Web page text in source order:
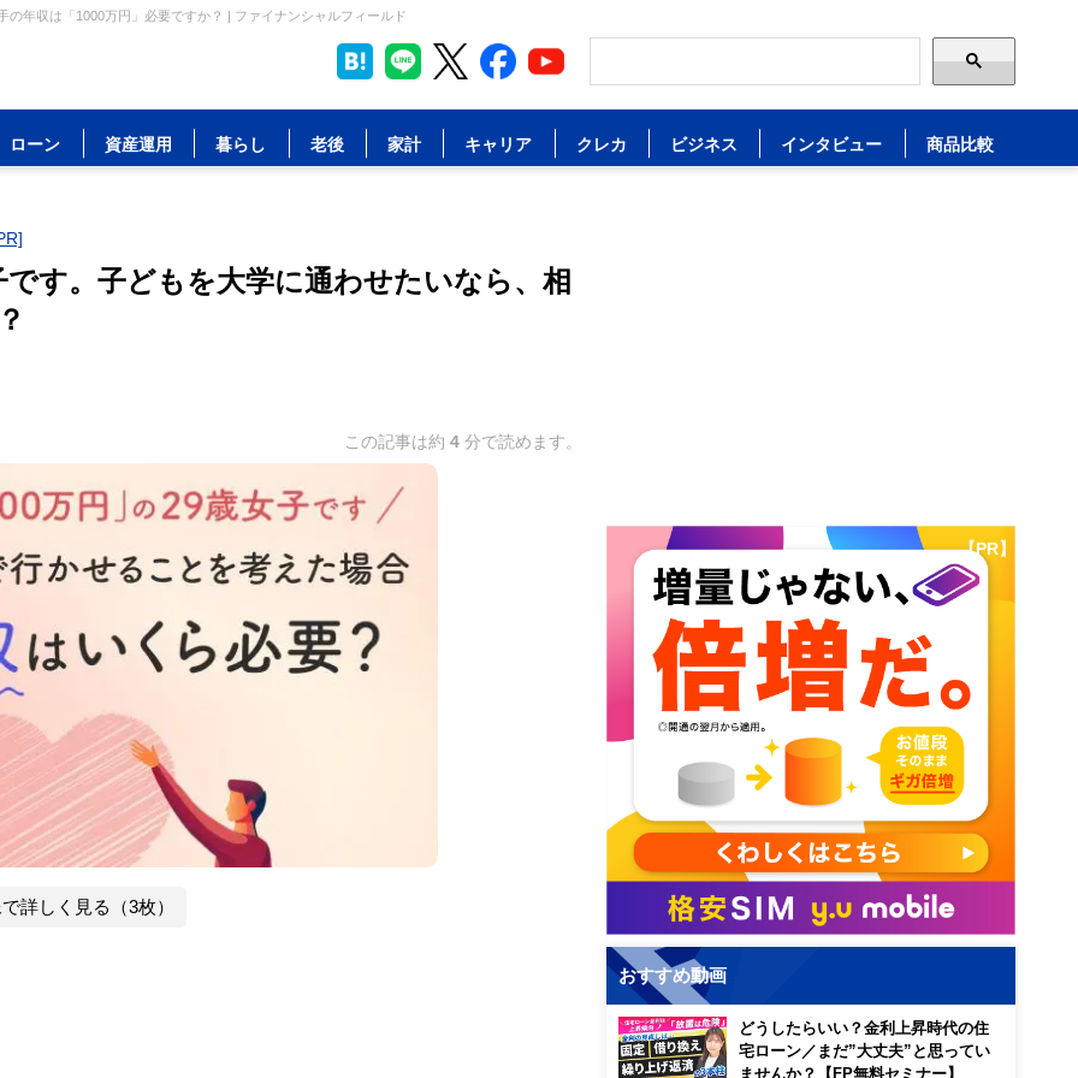
年収は「1000万円」必要ですか？ | ファイナンシャルフィールド
ローン 資産運用 暮らし 老後 家計 キャリア クレカ ビジネス インタビュー 商品比較
す。子どもを大学に通わせたいなら、相
この記事は約 4 分で読めます。
詳しく見る（3枚）
【PR】
おすすめ動画
どうしたらいい？金利上昇時代の住
宅ローン／まだ”大丈夫”と思ってい
ませんか？【FP無料セミナー】